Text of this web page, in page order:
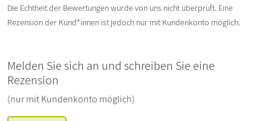
Die Echtheit der Bewertungen wurde von uns nicht überprüft. Eine
Rezension der Kund*innen ist jedoch nur mit Kundenkonto möglich.
Melden Sie sich an und schreiben Sie eine
Rezension
(nur mit Kundenkonto möglich)